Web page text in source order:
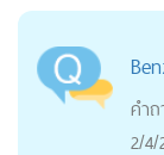
คำถ
2/4/